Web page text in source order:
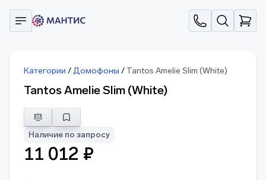
Категории /Домофоны / Tantos Amelie Slim (White)
Tantos Amelie Slim (White)
Наличие по запросу
11 012 ₽